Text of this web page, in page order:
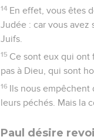
14 En effet, vous êtes
Judée : car vous avez
Juifs.
15 Ce sont eux qui ont
pas à Dieu, qui sont
16 Ils nous empêchent
leurs péchés. Mais la
Paul désire